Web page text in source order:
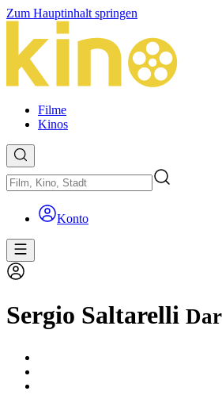
Zum Hauptinhalt springen
Filme
Kinos
Konto
Sergio Saltarelli